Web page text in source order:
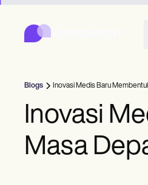
Carepatron
Penjadwalan
Dokumentasi
Penagihan
Kepatuhan
Formulir Online
Pengingat
Telehealth
Catatan Klinis
Blogs Inovasi Medis Baru
Inovasi
Masa